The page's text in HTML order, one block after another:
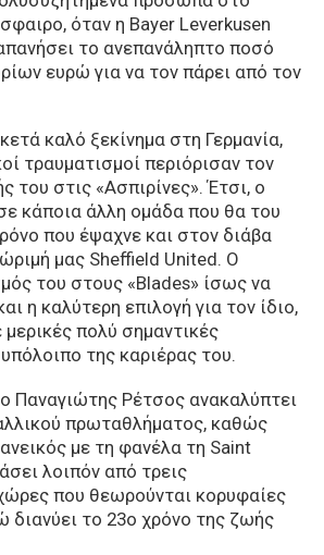
όταν η Bayer Leverkusen
το ανεπανάληπτο ποσό
ευρώ για να τον πάρει από τον
καλό ξεκίνημα στη Γερμανία,
τραυματισμοί περιόρισαν τον
του στις «Ασπιρίνες». Έτσι, ο
κάποια άλλη ομάδα που θα του
που έψαχνε και στον διάβα
μας Sheffield United. Ο
του στους «Blades» ίσως να
η καλύτερη επιλογή για τον ίδιο,
πολύ σημαντικές
της καριέρας του.
Παναγιώτης Ρέτσος ανακαλύπτει
πρωταθλήματος, καθώς
με τη φανέλα τη Saint
λοιπόν από τρεις
που θεωρούνται κορυφαίες
διανύει το 23ο χρόνο της ζωής